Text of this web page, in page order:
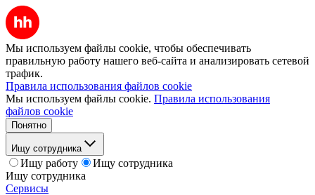
Мы используем файлы cookie, чтобы обеспечивать
правильную работу нашего веб-сайта и анализировать сетевой
трафик.
Правила использования файлов cookie
Мы используем файлы cookie. Правила использования
файлов cookie
Понятно
Ищу сотрудника
Ищу работу
Ищу сотрудника
Ищу сотрудника
Сервисы